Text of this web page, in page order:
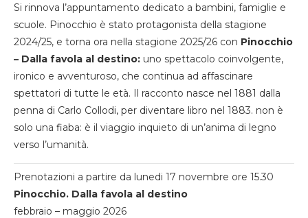
Si rinnova l’appuntamento dedicato a bambini, famiglie e
scuole. Pinocchio è stato protagonista della stagione
2024/25, e torna ora nella stagione 2025/26 con Pinocchio
– Dalla favola al destino: uno spettacolo coinvolgente,
ironico e avventuroso, che continua ad affascinare
spettatori di tutte le età. Il racconto nasce nel 1881 dalla
penna di Carlo Collodi, per diventare libro nel 1883. non è
solo una fiaba: è il viaggio inquieto di un’anima di legno
verso l’umanità.
Prenotazioni a partire da lunedi 17 novembre ore 15.30
Pinocchio. Dalla favola al destino
febbraio – maggio 2026